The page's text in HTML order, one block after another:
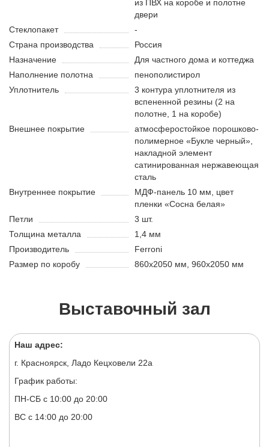
из ПВХ на коробе и полотне
двери
Стеклопакет
-
Страна производства
Россия
Назначение
Для частного дома и коттеджа
Наполнение полотна
пенополистирол
Уплотнитель
3 контура уплотнителя из
вспененной резины (2 на
полотне, 1 на коробе)
Внешнее покрытие
атмосферостойкое порошково-
полимерное «Букле черный»,
накладной элемент
сатинированная нержавеющая
сталь
Внутреннее покрытие
МДФ-панель 10 мм, цвет
пленки «Сосна белая»
Петли
3 шт.
Толщина металла
1,4 мм
Производитель
Ferroni
Размер по коробу
860х2050 мм, 960х2050 мм
Выставочный зал
Наш адрес:
г. Красноярск, Ладо Кецховели 22а
График работы:
ПН-СБ с 10:00 до 20:00
ВС с 14:00 до 20:00